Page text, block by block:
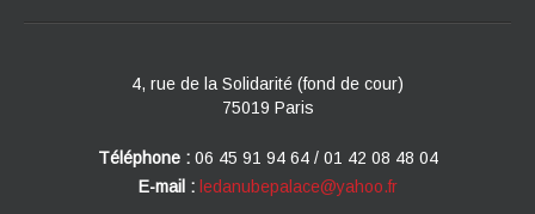
4, rue de la Solidarité (fond de cour)
75019 Paris
Téléphone : 06 45 91 94 64 / 01 42 08 48 04
E-mail : ledanubepalace@yahoo.fr